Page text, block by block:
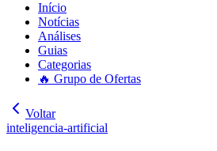
Início
Notícias
Análises
Guias
Categorias
🔥 Grupo de Ofertas
Voltar
inteligencia-artificial